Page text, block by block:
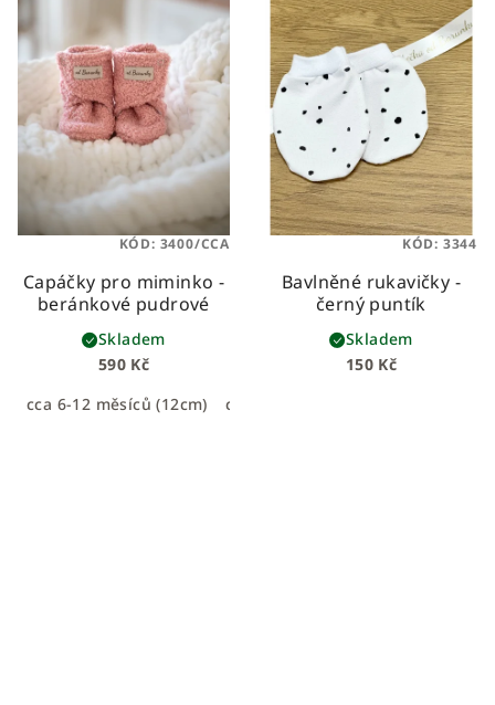
Capáčky pro miminko -
beránkové pudrové
590 Kč
cca 6-12 měsíců (12cm)
cca 0-6 měsíců (11cm)
Skladem
KÓD: 3400/CCA
Bavlněné rukavičky -
černý puntík
150 Kč
Skladem
KÓD: 3344